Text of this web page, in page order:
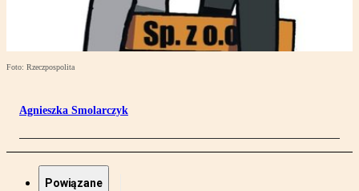
Foto: Rzeczpospolita
Agnieszka Smolarczyk
Powiązane